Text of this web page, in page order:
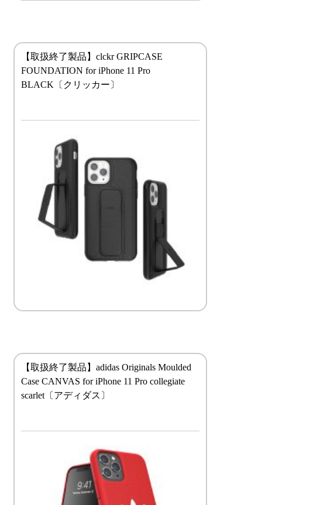
【取扱終了製品】clckr GRIPCASE
FOUNDATION for iPhone 11 Pro
BLACK〔クリッカー〕
【取扱終了製品】adidas Originals Moulded
Case CANVAS for iPhone 11 Pro collegiate
scarlet〔アディダス〕